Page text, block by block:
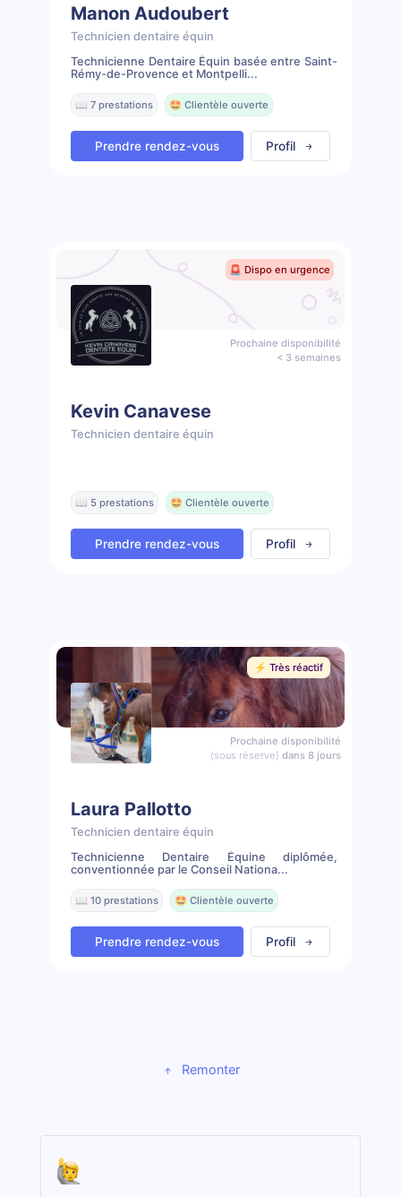
Manon Audoubert
Technicien dentaire équin
Technicienne Dentaire Équin basée entre Saint-
Rémy-de-Provence et Montpelli...
📖 7 prestations 🤩 Clientèle ouverte
Prendre rendez-vous Profil
🚨 Dispo en urgence
Prochaine disponibilité
< 3 semaines
Kevin Canavese
Technicien dentaire équin
📖 5 prestations 🤩 Clientèle ouverte
Prendre rendez-vous Profil
⚡️ Très réactif
Prochaine disponibilité
(sous réserve) dans 8 jours
Laura Pallotto
Technicien dentaire équin
Technicienne Dentaire Équine diplômée,
conventionnée par le Conseil Nationa...
📖 10 prestations 🤩 Clientèle ouverte
Prendre rendez-vous Profil
Remonter